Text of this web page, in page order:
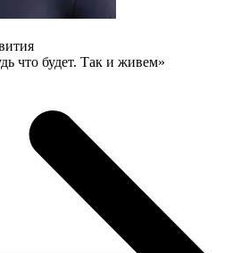
что будет. Так и живем»